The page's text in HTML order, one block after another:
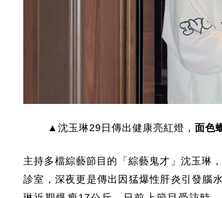
▲沈玉琳29日傳出健康亮紅燈， 面色
主持多檔綜藝節目的「綜藝鬼才」沈玉琳
診室，深夜更是傳出因猛爆性肝炎引發腦